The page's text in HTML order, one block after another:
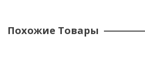
Похожие Товары